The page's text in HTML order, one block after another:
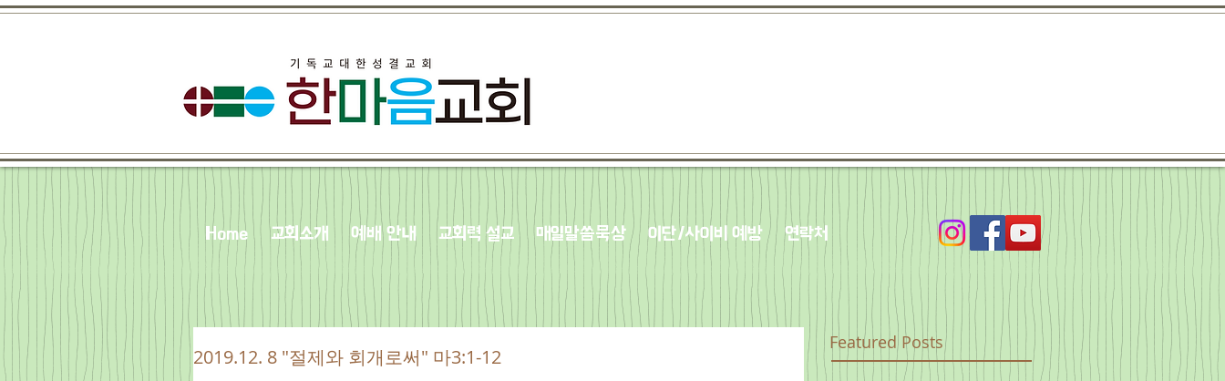
Home 교회소개 예배 안내 교회력 설교 매일말씀묵상 이단/사이비 예방 연락처
2019.12. 8 "절제와 회개로써" 마3:1-12
Featured Posts